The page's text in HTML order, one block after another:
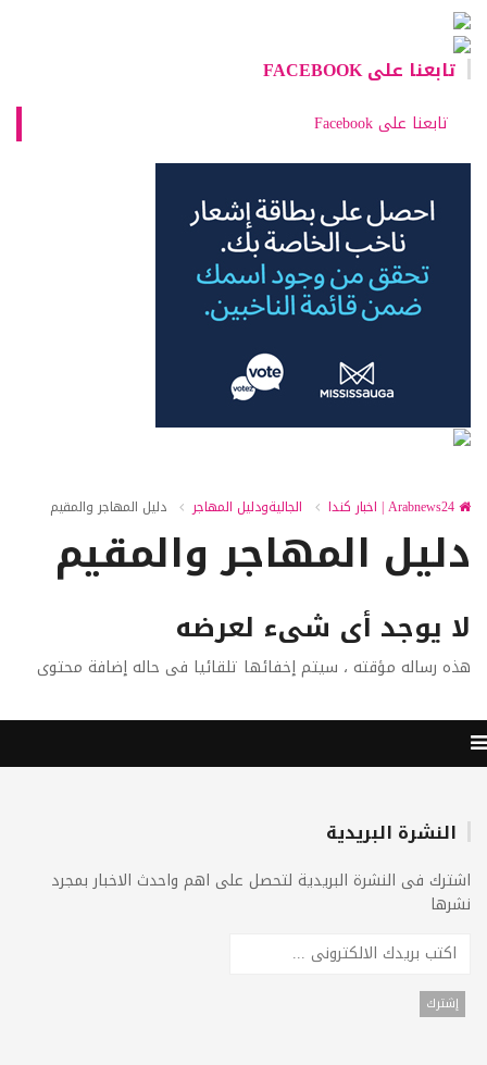
تابعنا على FACEBOOK
تابعنا على Facebook
الجاليةودليل المهاجر دليل المهاجر والمقيم
دليل المهاجر والمقيم
لا يوجد أى شىء لعرضه
هذه رساله مؤقته ، سيتم إخفائها تلقائيا فى حاله إضافة محتوى
النشرة البريدية
اشترك فى النشرة البريدية لتحصل على اهم واحدث الاخبار بمجرد
نشرها